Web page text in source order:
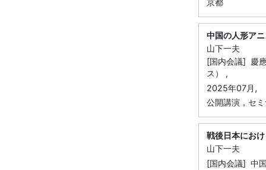
京都
中国の人形ア
山下一夫
[国内会議] 慶
ス） ,
2025年07月 ,
公開講演，セ
戦後日本にお
山下一夫
[国内会議] 中